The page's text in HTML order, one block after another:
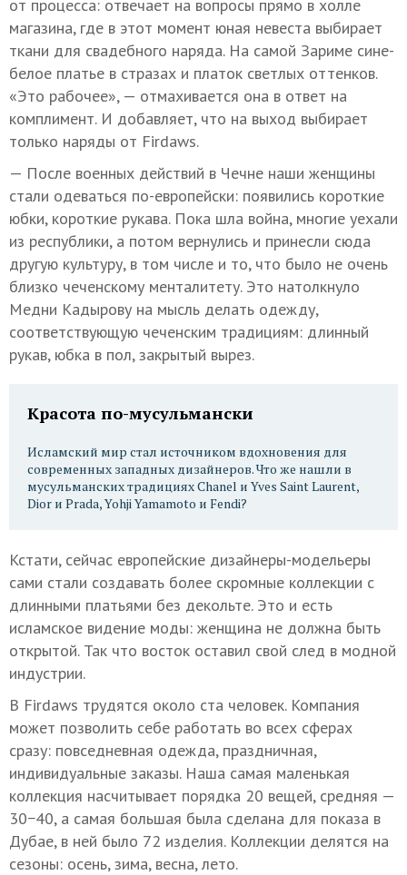
от процесса: отвечает на вопросы прямо в холле
магазина, где в этот момент юная невеста выбирает
ткани для свадебного наряда. На самой Зариме сине-
белое платье в стразах и платок светлых оттенков.
«Это рабочее», — отмахивается она в ответ на
комплимент. И добавляет, что на выход выбирает
только наряды от Firdaws.
— После военных действий в Чечне наши женщины
стали одеваться по-европейски: появились короткие
юбки, короткие рукава. Пока шла война, многие уехали
из республики, а потом вернулись и принесли сюда
другую культуру, в том числе и то, что было не очень
близко чеченскому менталитету. Это натолкнуло
Медни Кадырову на мысль делать одежду,
соответствующую чеченским традициям: длинный
рукав, юбка в пол, закрытый вырез.
Красота по-мусульмански
Исламский мир стал источником вдохновения для
современных западных дизайнеров. Что же нашли в
мусульманских традициях Chanel и Yves Saint Laurent,
Dior и Prada, Yohji Yamamoto и Fendi?
Кстати, сейчас европейские дизайнеры-модельеры
сами стали создавать более скромные коллекции с
длинными платьями без декольте. Это и есть
исламское видение моды: женщина не должна быть
открытой. Так что восток оставил свой след в модной
индустрии.
В Firdaws трудятся около ста человек. Компания
может позволить себе работать во всех сферах
сразу: повседневная одежда, праздничная,
индивидуальные заказы. Наша самая маленькая
коллекция насчитывает порядка 20 вещей, средняя —
30−40, а самая большая была сделана для показа в
Дубае, в ней было 72 изделия. Коллекции делятся на
сезоны: осень, зима, весна, лето.